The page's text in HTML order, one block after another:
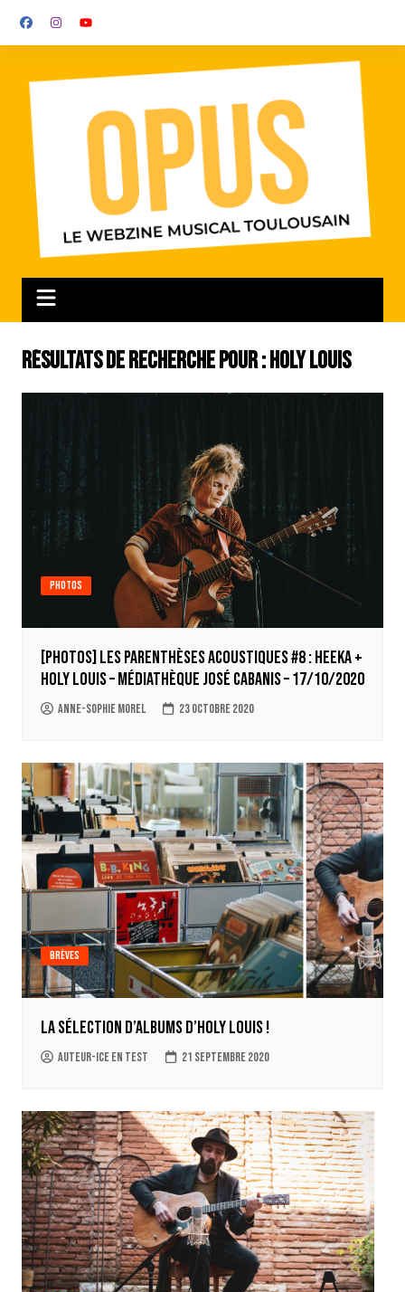
Résultats de recherche pour :Holy Louis
Photos
[Photos] Les Parenthèses Acoustiques #8 : Heeka +
Holy Louis – Médiathèque José Cabanis – 17/10/2020
Anne-Sophie Morel 23 octobre 2020
Brèves
La sélection d’albums d’Holy Louis !
auteur-ice en test 21 septembre 2020